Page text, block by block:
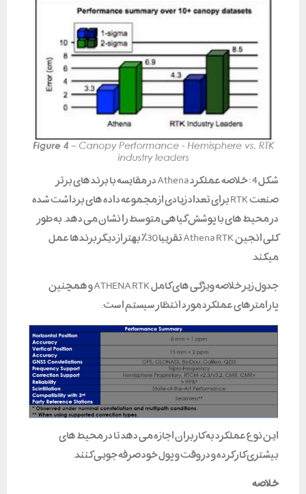
شکل 4 : خلاصه عملکرد Athena در مقایسه با برند های برتر
صنعت RTK برای تعداد زیادی از مجموعه داده های برداشت شده
در محیط های با پوشش گیاهی متوسط را نشان می دهد. به طور
کلی انجین Athena RTK تقریبا 30٪ بهتر از دیگر برندها عمل
میکند.
جدول زیر خلاصه ویژگی های کامل ATHENA RTK و همچنین
پارامترهای عملکرد مورد انتظار سیستم است.
این نوع عملکرد به کاربران اجازه می دهد تا در محیط های
بیشتری کار کرده و در وقت و پول خود صرفه جویی کنند.
خلاصه